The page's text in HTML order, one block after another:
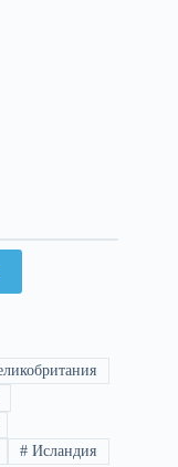
# Исландия